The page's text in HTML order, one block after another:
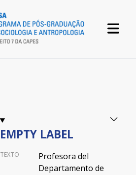
EMPTY LABEL
TEXTO
Profesora del
Departamento de